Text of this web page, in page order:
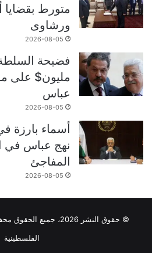
متورط بقضايا
ورشاوى
2026-08-05
فضيحة
مليون$ على
عباس
2026-08-05
أسماء بارزة
نهج عباس في
المفاجئ
2026-08-05
© حقوق النشر 2026، جميع الحقوق محفوظة |
الفلسطينية